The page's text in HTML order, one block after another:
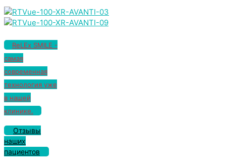
ReLEx SMILE -
самая
современная
технология уже
в нашей
клинике.
Отзывы
наших
пациентов